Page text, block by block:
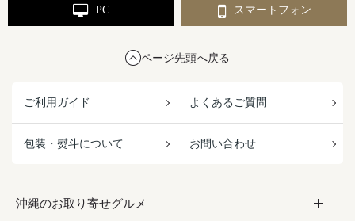
PC スマートフォン
ページ先頭へ戻る
ご利用ガイド よくあるご質問
包装・熨斗について お問い合わせ
沖縄のお取り寄せグルメ